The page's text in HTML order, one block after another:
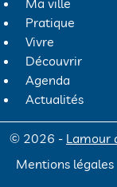
Pratique
Vivre
Découvrir
Agenda
Actualités
© 2026 - Lamour
Mentions légales